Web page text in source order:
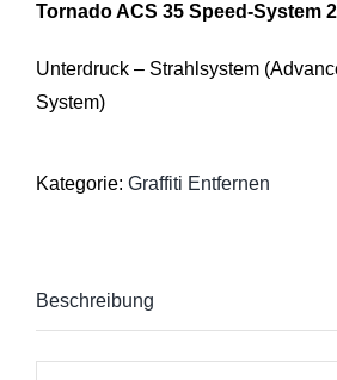
Tornado ACS 35 Speed-System
Unterdruck – Strahlsystem
System)
Kategorie: Graffiti Entfernen
Beschreibung